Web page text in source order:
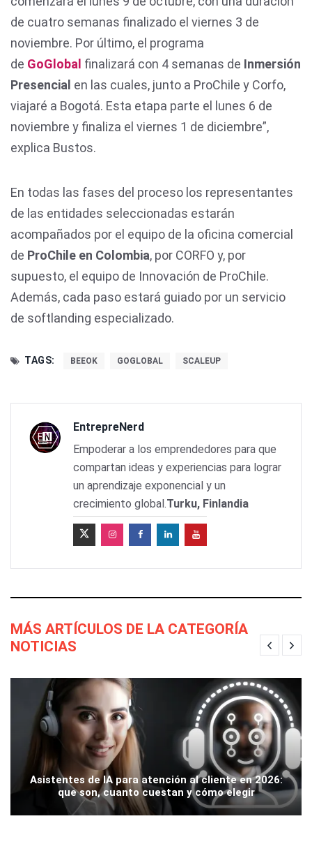
de cuatro semanas finalizado el viernes 3 de
noviembre. Por último, el programa
de GoGlobal finalizará con 4 semanas de Inmersión
Presencial en las cuales, junto a ProChile y Corfo,
viajaré a Bogotá. Esta etapa parte el lunes 6 de
noviembre y finaliza el viernes 1 de diciembre”,
explica Bustos.
En todas las fases del proceso los representantes
de las entidades seleccionadas estarán
acompañados por el equipo de la oficina comercial
de ProChile en Colombia, por CORFO y, por
supuesto, el equipo de Innovación de ProChile.
Además, cada paso estará guiado por un servicio
de softlanding especializado.
TAGS: BEEOK GOGLOBAL SCALEUP
EntrepreNerd
Empoderar a los emprendedores para que
compartan ideas y experiencias para lograr
un aprendizaje exponencial y un
crecimiento global.Turku, Finlandia
MÁS ARTÍCULOS DE LA CATEGORÍA
NOTICIAS
Asistentes de IA para atención al cliente en 2026:
que son, cuanto cuestan y cómo elegir